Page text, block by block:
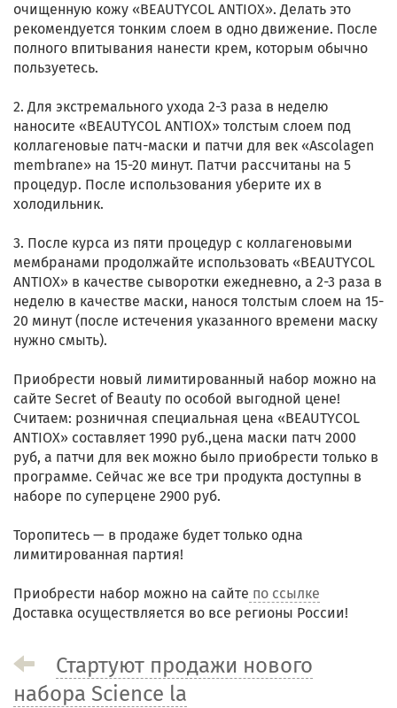
очищенную кожу «BEAUTYCOL ANTIOX». Делать это
рекомендуется тонким слоем в одно движение. После
полного впитывания нанести крем, которым обычно
пользуетесь.
2. Для экстремального ухода 2-3 раза в неделю
наносите «BEAUTYCOL ANTIOX» толстым слоем под
коллагеновые патч-маски и патчи для век «Ascolagen
membrane» на 15-20 минут. Патчи рассчитаны на 5
процедур. После использования уберите их в
холодильник.
3. После курса из пяти процедур с коллагеновыми
мембранами продолжайте использовать «BEAUTYCOL
ANTIOX» в качестве сыворотки ежедневно, а 2-3 раза в
неделю в качестве маски, нанося толстым слоем на 15-
20 минут (после истечения указанного времени маску
нужно смыть).
Приобрести новый лимитированный набор можно на
сайте Secret of Beauty по особой выгодной цене!
Считаем: розничная специальная цена «BEAUTYCOL
ANTIOX» составляет 1990 руб.,цена маски патч 2000
руб, а патчи для век можно было приобрести только в
программе. Сейчас же все три продукта доступны в
наборе по суперцене 2900 руб.
Торопитесь — в продаже будет только одна
лимитированная партия!
Приобрести набор можно на сайте по ссылке
Доставка осуществляется во все регионы России!
Стартуют продажи нового
набора Science la